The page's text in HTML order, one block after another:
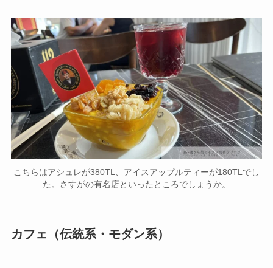
こちらはアシュレが380TL、アイスアップルティーが180TLでし
た。さすがの有名店といったところでしょうか。
カフェ（伝統系・モダン系）